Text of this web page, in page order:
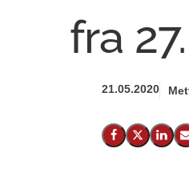
fra
21.05.2020
Del påDel på X
Del